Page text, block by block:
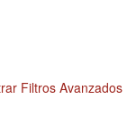
Filtros Avanzados